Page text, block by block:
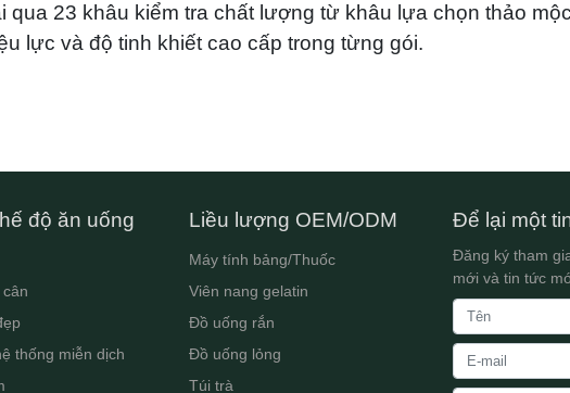
qua 23 khâu kiểm tra chất lượng từ khâu lựa chọn thảo
lực và độ tinh khiết cao cấp trong từng gói.
độ ăn uống
thống miễn dịch
Liều lượng OEM/ODM
Máy tính bảng/Thuốc
Viên nang gelatin
Đồ uống rắn
Đồ uống lỏng
Túi trà
Để lại một
Đăng ký tham
mới và tin tức